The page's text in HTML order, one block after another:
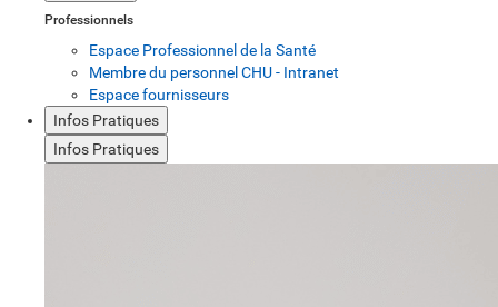
Professionnels
Espace Professionnel de la Santé
Membre du personnel CHU - Intranet
Espace fournisseurs
Infos Pratiques
Infos Pratiques